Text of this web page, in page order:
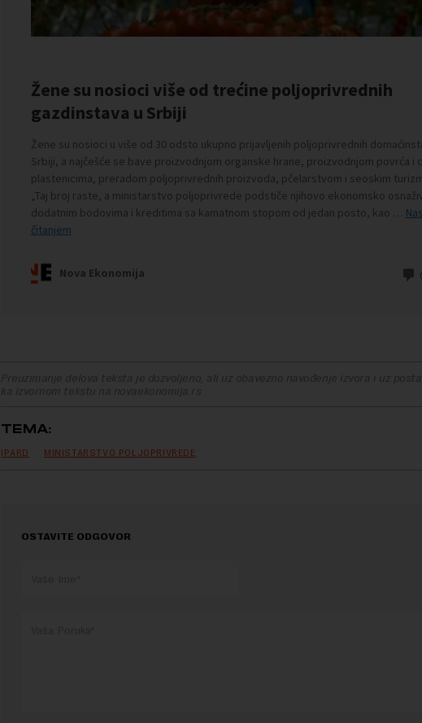
Preuzimanje delova teksta je dozvoljeno, ali uz obavezno navođenje izvora i uz
ka izvornom tekstu na novaekonomija.rs
TEMA:
IPARD MINISTARSTVO POLJOPRIVREDE
OSTAVITE ODGOVOR